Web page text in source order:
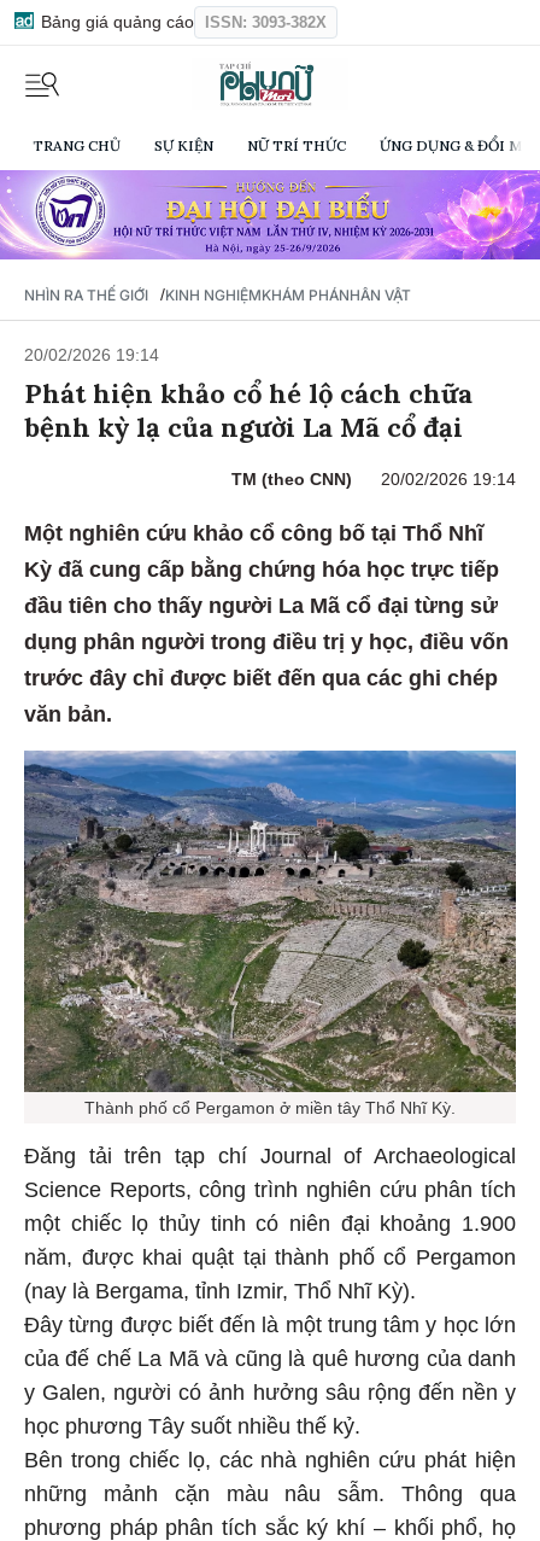
Bảng giá quảng cáo ISSN: 3093-382X
TRANG CHỦ SỰ KIỆN NỮ TRÍ THỨC ỨNG DỤNG & ĐỔI
NHÌN RA THẾ GIỚI /KINH NGHIỆMKHÁM PHÁNHÂN VẬT
20/02/2026 19:14
Phát hiện khảo cổ hé lộ cách chữa
bệnh kỳ lạ của người La Mã cổ đại
TM (theo CNN) 20/02/2026 19:14
Một nghiên cứu khảo cổ công bố tại Thổ Nhĩ
Kỳ đã cung cấp bằng chứng hóa học trực tiếp
đầu tiên cho thấy người La Mã cổ đại từng sử
dụng phân người trong điều trị y học, điều vốn
trước đây chỉ được biết đến qua các ghi chép
văn bản.
Thành phố cổ Pergamon ở miền tây Thổ Nhĩ Kỳ.
Đăng tải trên tạp chí Journal of Archaeological
Science Reports, công trình nghiên cứu phân tích
một chiếc lọ thủy tinh có niên đại khoảng 1.900
năm, được khai quật tại thành phố cổ Pergamon
(nay là Bergama, tỉnh Izmir, Thổ Nhĩ Kỳ).
Đây từng được biết đến là một trung tâm y học lớn
của đế chế La Mã và cũng là quê hương của danh
y Galen, người có ảnh hưởng sâu rộng đến nền y
học phương Tây suốt nhiều thế kỷ.
Bên trong chiếc lọ, các nhà nghiên cứu phát hiện
những mảnh cặn màu nâu sẫm. Thông qua
phương pháp phân tích sắc ký khí – khối phổ, họ